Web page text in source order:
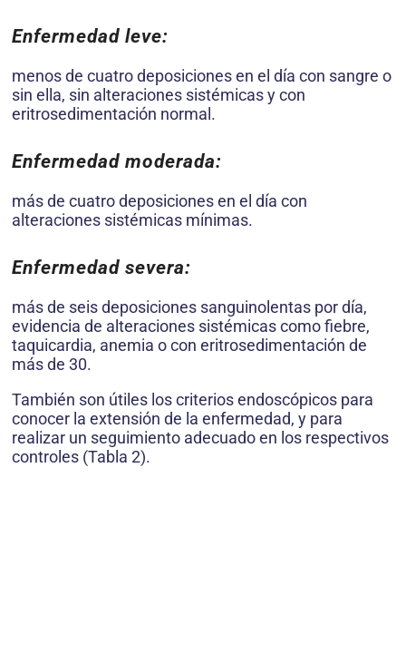
Enfermedad leve:
menos de cuatro deposiciones en el día con sangre o
sin ella, sin alteraciones sistémicas y con
eritrosedimentación normal.
Enfermedad moderada:
más de cuatro deposiciones en el día con
alteraciones sistémicas mínimas.
Enfermedad severa:
más de seis deposiciones sanguinolentas por día,
evidencia de alteraciones sistémicas como fiebre,
taquicardia, anemia o con eritrosedimentación de
más de 30.
También son útiles los criterios endoscópicos para
conocer la extensión de la enfermedad, y para
realizar un seguimiento adecuado en los respectivos
controles (Tabla 2).